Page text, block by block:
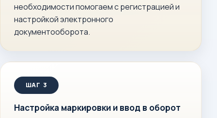
необходимости помогаем с регистрацией и
настройкой электронного
документооборота.
Настройка маркировки и ввод в оборот